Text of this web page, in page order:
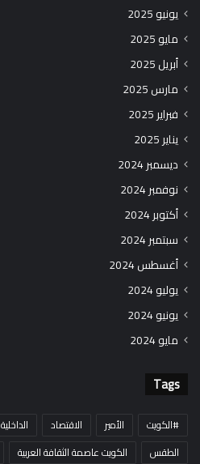
يونيو 2025
مايو 2025
أبريل 2025
مارس 2025
فبراير 2025
يناير 2025
ديسمبر 2024
نوفمبر 2024
أكتوبر 2024
سبتمبر 2024
أغسطس 2024
يوليو 2024
يونيو 2024
مايو 2024
Tags
#الكويت الأمير الاقتصاد الداخلية
الطقس
الكويت عاصمة الثقافة العربية